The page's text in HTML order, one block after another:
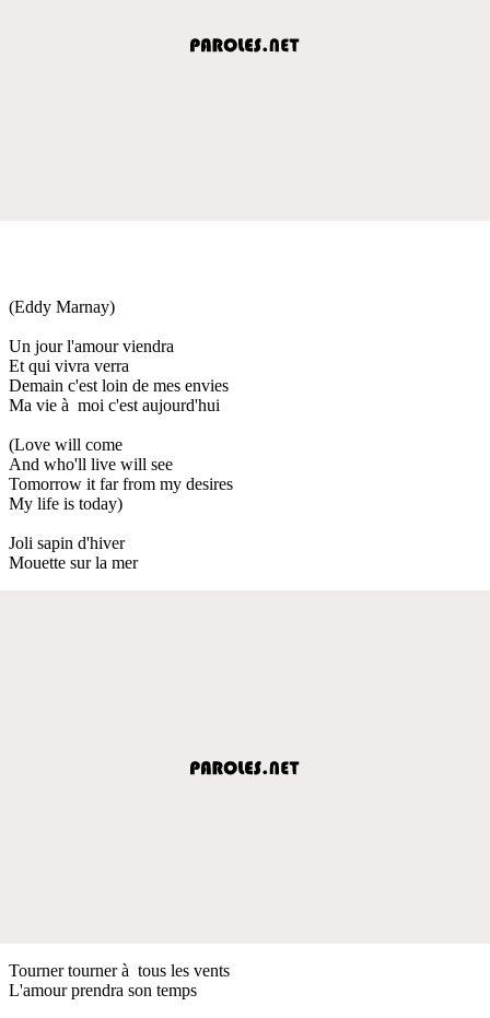
(Eddy Marnay)
Un jour l'amour viendra
Et qui vivra verra
Demain c'est loin de mes envies
Ma vie à moi c'est aujourd'hui
(Love will come
And who'll live will see
Tomorrow it far from my desires
My life is today)
Joli sapin d'hiver
Mouette sur la mer
Tourner tourner à tous les vents
L'amour prendra son temps